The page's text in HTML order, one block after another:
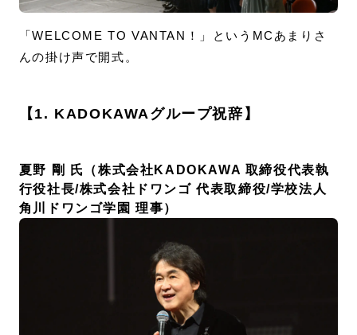
「WELCOME TO VANTAN！」というMCあまりさ
んの掛け声で開式。
【1. KADOKAWAグループ祝辞】
夏野 剛 氏（株式会社KADOKAWA 取締役代表執
行役社長/株式会社ドワンゴ 代表取締役/学校法人
角川ドワンゴ学園 理事）